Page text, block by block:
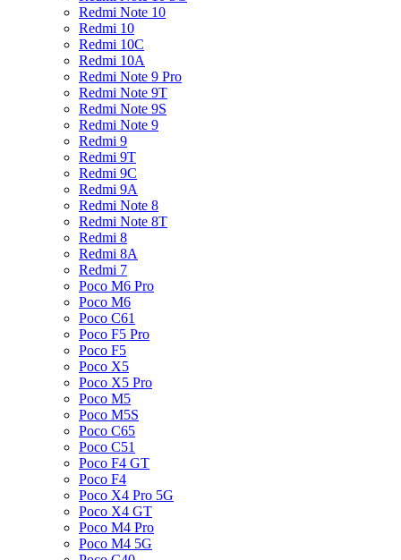
Redmi Note 10
Redmi 10
Redmi 10C
Redmi 10A
Redmi Note 9 Pro
Redmi Note 9T
Redmi Note 9S
Redmi Note 9
Redmi 9
Redmi 9T
Redmi 9C
Redmi 9A
Redmi Note 8
Redmi Note 8T
Redmi 8
Redmi 8A
Redmi 7
Poco M6 Pro
Poco M6
Poco C61
Poco F5 Pro
Poco F5
Poco X5
Poco X5 Pro
Poco M5
Poco M5S
Poco C65
Poco C51
Poco F4 GT
Poco F4
Poco X4 Pro 5G
Poco X4 GT
Poco M4 Pro
Poco M4 5G